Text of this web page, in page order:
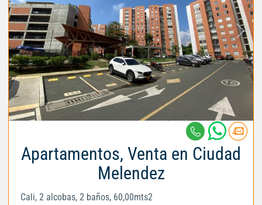
Apartamentos, Venta en Ciudad
Melendez
Cali, 2 alcobas, 2 baños, 60,00mts2